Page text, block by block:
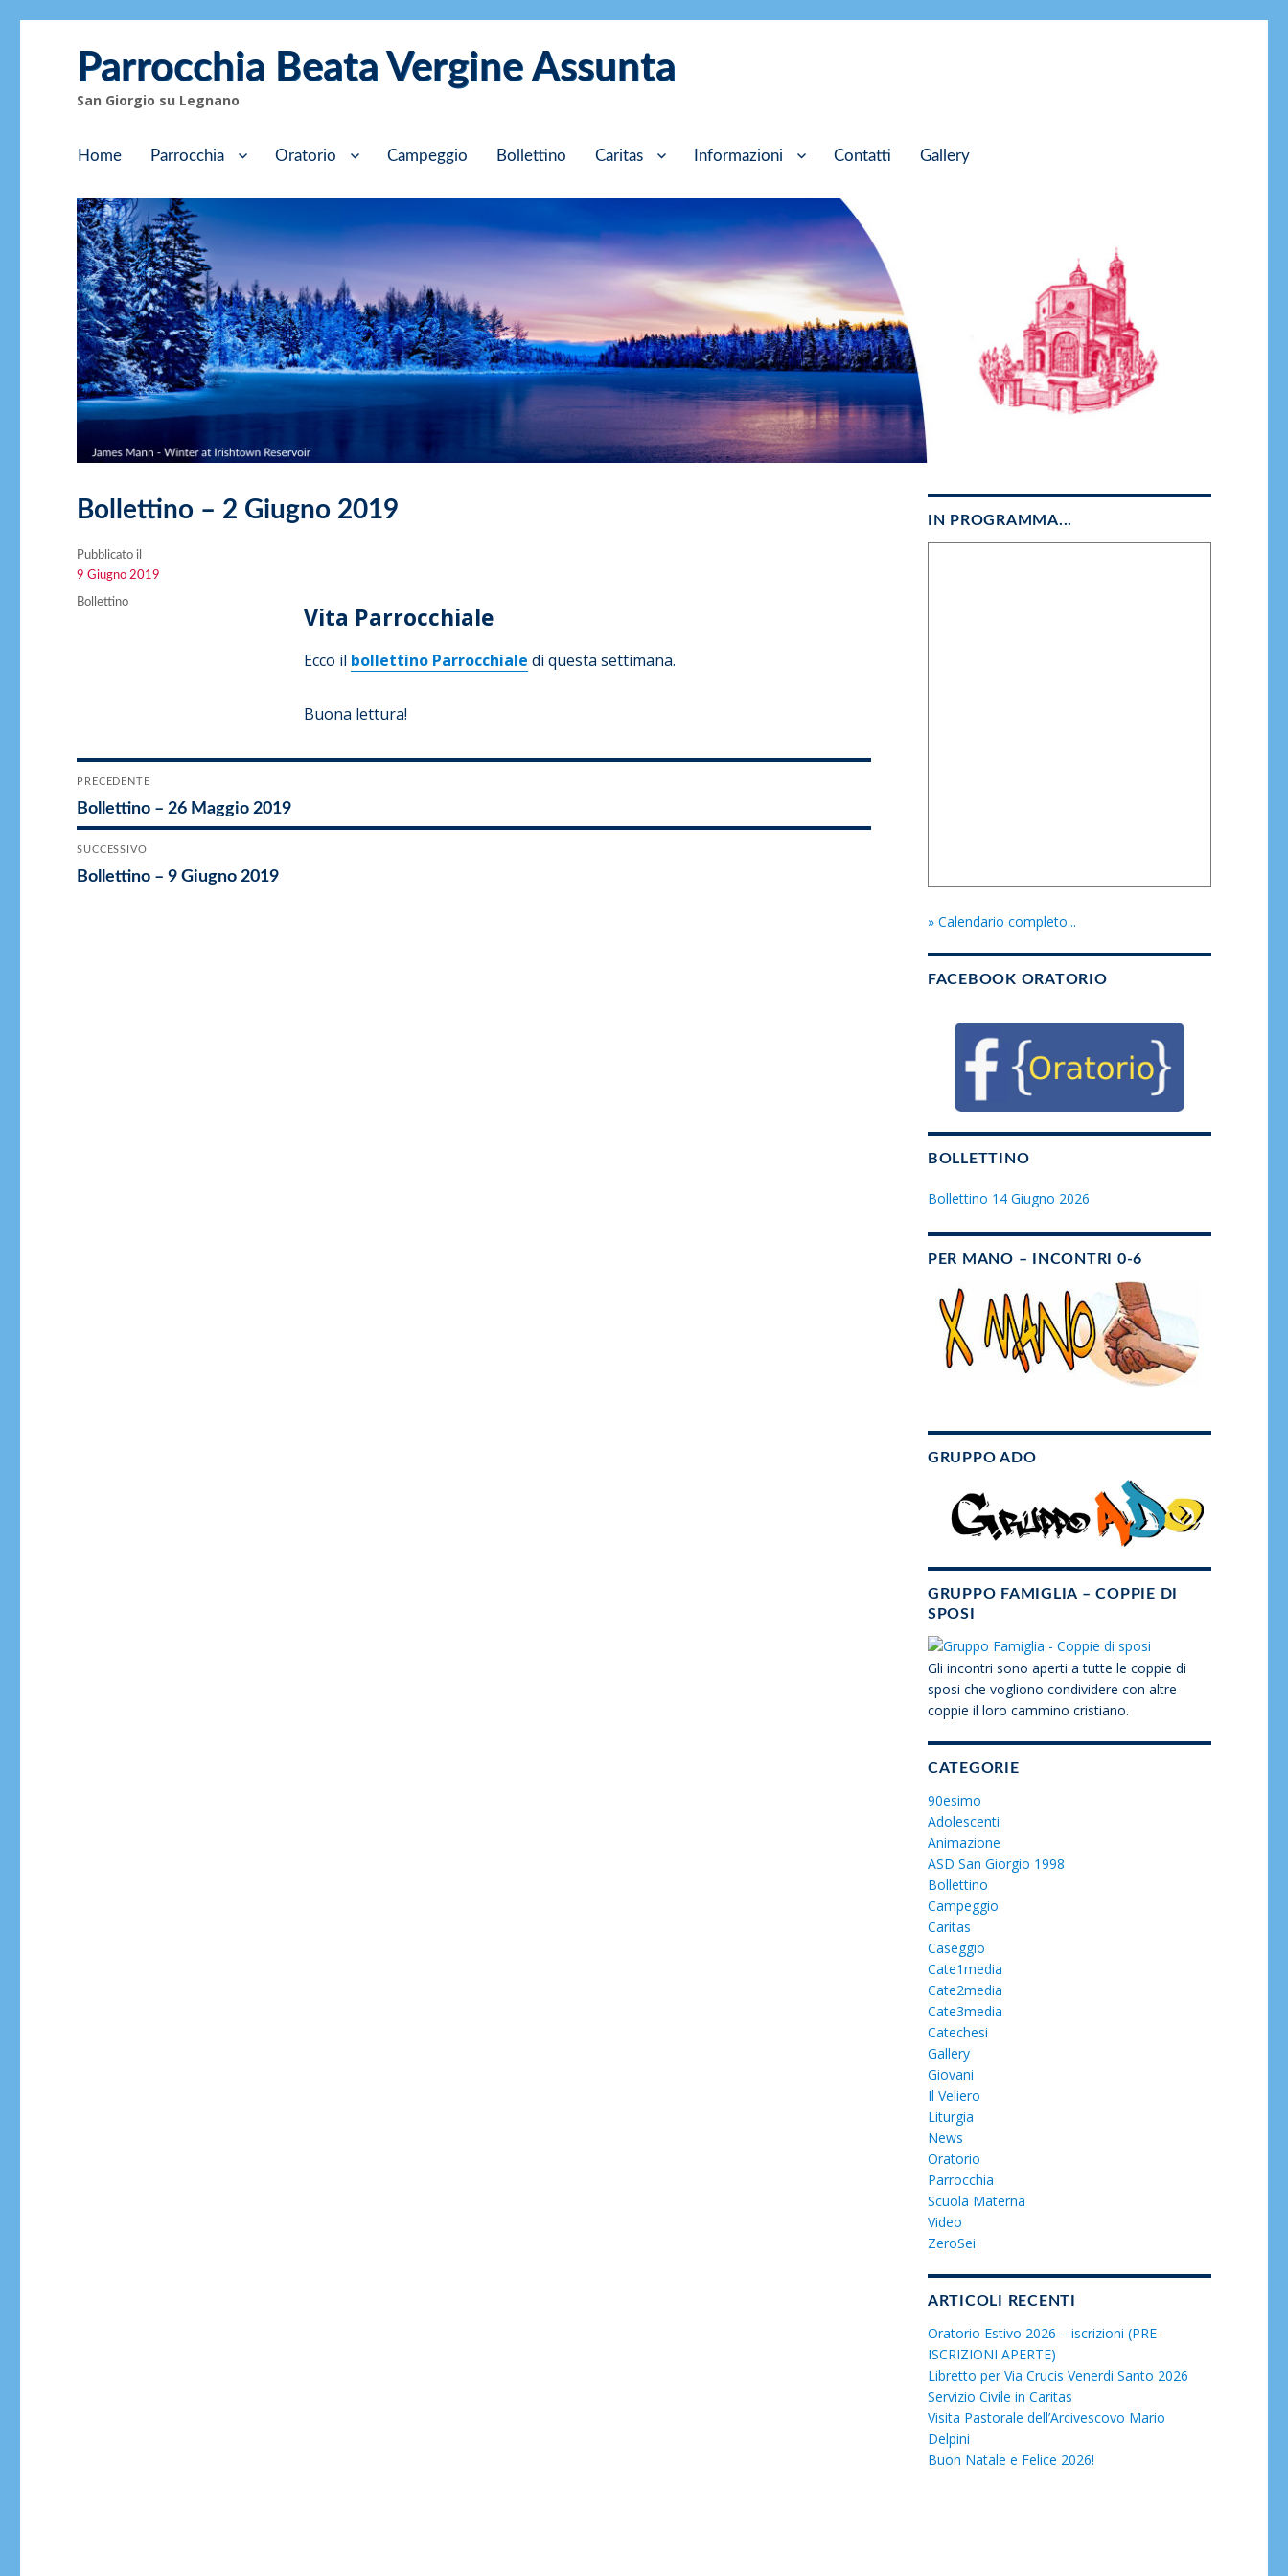
Parrocchia Beata Vergine Assunta
San Giorgio su Legnano
Home Parrocchia Oratorio Campeggio Bollettino Caritas Informazioni Contatti Gallery
Bollettino – 2 Giugno 2019
Vita Parrocchiale
Ecco il bollettino Parrocchiale di questa settimana.
Buona lettura!
Pubblicato il
Pubblicato
il
9 Giugno 2019
Categorie
Bollettino
Navigazione
articoli
PRECEDENTE
Articolo
precedente:
Bollettino – 26 Maggio 2019
SUCCESSIVO
Articolo
Bollettino – 9 Giugno 2019
IN PROGRAMMA...
» Calendario completo...
FACEBOOK ORATORIO
BOLLETTINO
Bollettino 14 Giugno 2026
PER MANO – INCONTRI 0-6
GRUPPO ADO
GRUPPO FAMIGLIA – COPPIE DI
SPOSI
Gli incontri sono aperti a tutte le coppie di
sposi che vogliono condividere con altre
coppie il loro cammino cristiano.
CATEGORIE
90esimo
Adolescenti
Animazione
ASD San Giorgio 1998
Bollettino
Campeggio
Caritas
Caseggio
Cate1media
Cate2media
Cate3media
Catechesi
Gallery
Giovani
Il Veliero
Liturgia
News
Oratorio
Parrocchia
Scuola Materna
Video
ZeroSei
ARTICOLI RECENTI
Oratorio Estivo 2026 – iscrizioni (PRE-
ISCRIZIONI APERTE)
Libretto per Via Crucis Venerdi Santo 2026
Servizio Civile in Caritas
Visita Pastorale dell’Arcivescovo Mario
Delpini
Buon Natale e Felice 2026!